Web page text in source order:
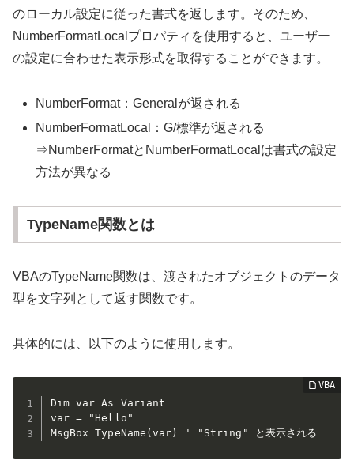
のローカル設定に従った書式を返します。そのため、
NumberFormatLocalプロパティを使用すると、ユーザー
の設定に合わせた表示形式を取得することができます。
NumberFormat：Generalが返される
NumberFormatLocal：G/標準が返される
⇒NumberFormatとNumberFormatLocalは書式の設定
方法が異なる
TypeName関数とは
VBAのTypeName関数は、渡されたオブジェクトのデータ
型を文字列として返す関数です。
具体的には、以下のように使用します。
Dim var As Variant
var = "Hello"
MsgBox TypeName(var) ' "String" と表示される